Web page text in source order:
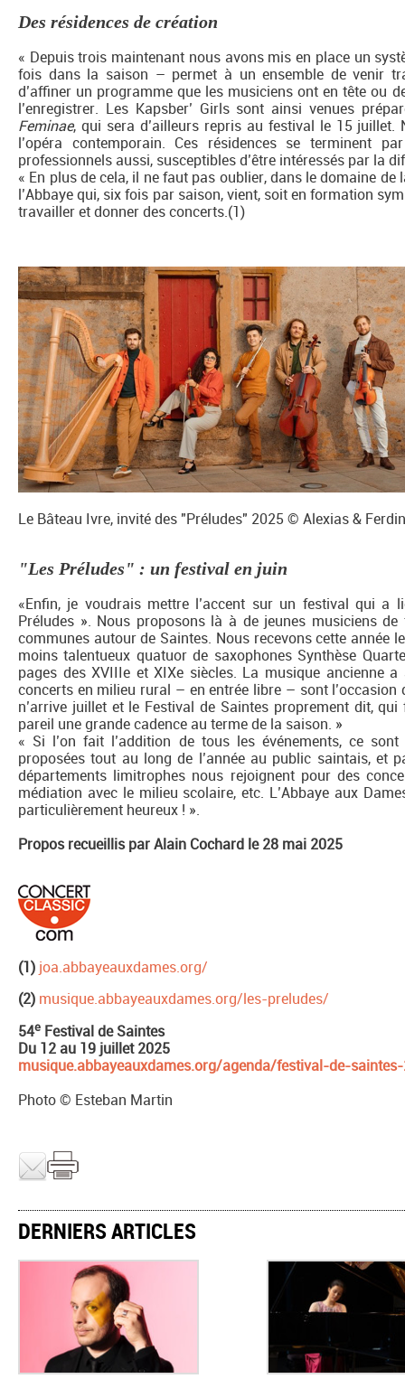
Des résidences de création
« Depuis trois maintenant nous avons mis en place un
fois dans la saison – permet à un ensemble de venir
d’affiner un programme que les musiciens ont en tête ou
l’enregistrer. Les Kapsber’ Girls sont ainsi venues
Feminae, qui sera d’ailleurs repris au festival le 15
l’opéra contemporain. Ces résidences se terminent
professionnels aussi, susceptibles d’être intéressés par la
« En plus de cela, il ne faut pas oublier, dans le domaine
l’Abbaye qui, six fois par saison, vient, soit en formation
travailler et donner des concerts.(1)
Le Bâteau Ivre, invité des "Préludes" 2025 © Alexias &
"Les Préludes" : un festival en juin
«Enfin, je voudrais mettre l’accent sur un festival qui a
Préludes ». Nous proposons là à de jeunes musiciens
communes autour de Saintes. Nous recevons cette année
moins talentueux quatuor de saxophones Synthèse
pages des XVIIIe et XIXe siècles. La musique ancienne
concerts en milieu rural – en entrée libre – sont
n’arrive juillet et le Festival de Saintes proprement dit,
pareil une grande cadence au terme de la saison. »
« Si l’on fait l’addition de tous les événements, ce
proposées tout au long de l’année au public saintais, et
départements limitrophes nous rejoignent pour des
médiation avec le milieu scolaire, etc. L’Abbaye aux
particulièrement heureux ! ».
Propos recueillis par Alain Cochard le 28 mai 2025
(1) joa.abbayeauxdames.org/
(2) musique.abbayeauxdames.org/les-preludes/
54e Festival de Saintes
Du 12 au 19 juillet 2025
musique.abbayeauxdames.org/agenda/festival-de-
Photo © Esteban Martin
DERNIERS ARTICLES